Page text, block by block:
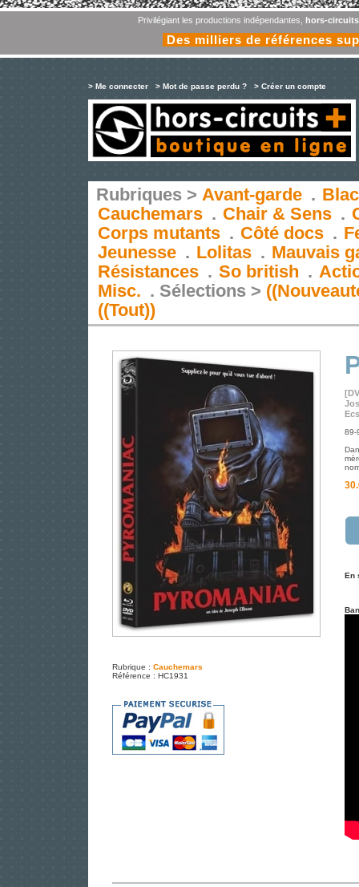
Privilégiant les productions indépendantes, hors-
Des milliers de références
> Me connecter > Mot de passe perdu ? > Créer un compte
Rubriques > Avant-garde .
Cauchemars . Chair & Sens .
Corps mutants . Côté docs .
Jeunesse . Lolitas . Mauvais
Résistances . So british .
Misc. . Sélections >
((Tout))
Rubrique : Cauchemars
Référence : HC1931
89-
En